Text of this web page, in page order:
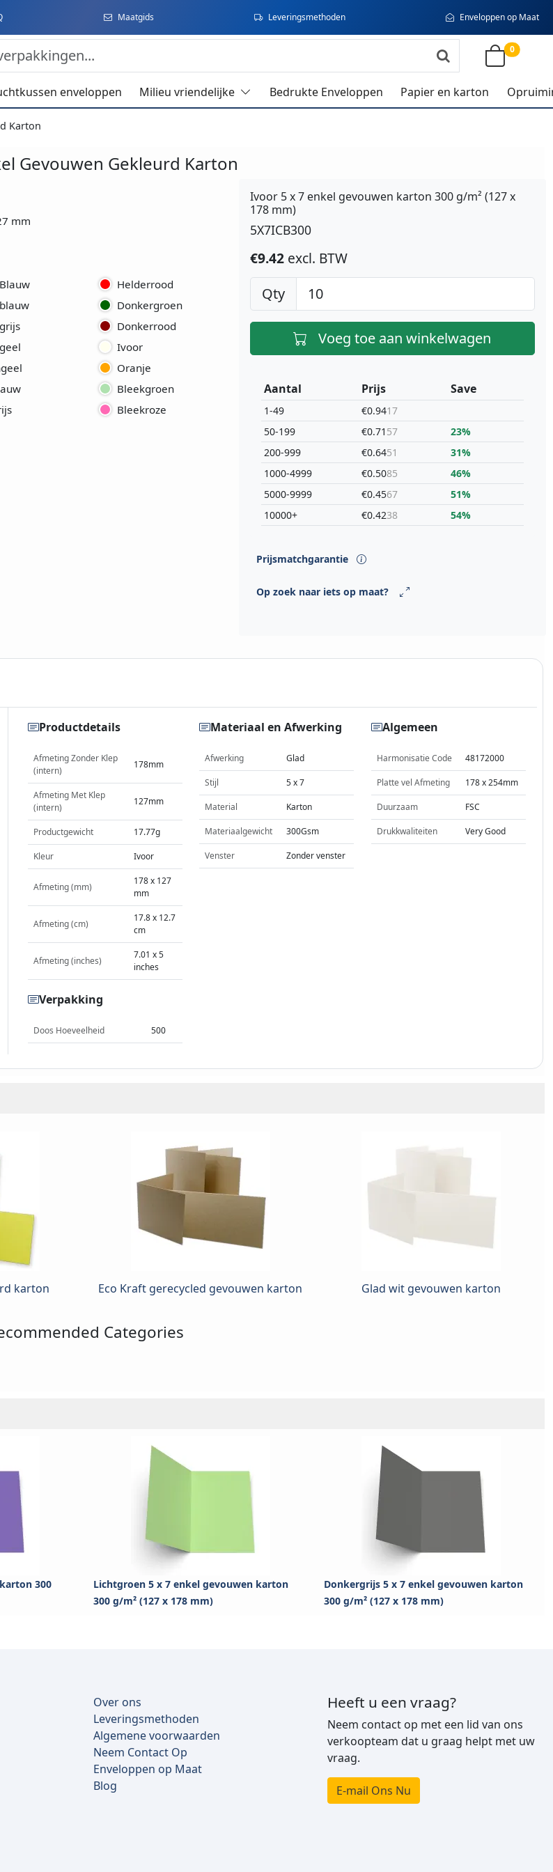
Maatgids Leveringsmethoden Enveloppen op Maat
0
enveloppen Milieu vriendelijke Bedrukte Enveloppen Papier en karton
Karton
Gevouwen Gekleurd Karton
mm
Helderrood
Donkergroen
Donkerrood
Ivoor
Oranje
Bleekgroen
Bleekroze
Ivoor 5 x 7 enkel gevouwen karton 300 g/m² (127 x
178 mm)
5X7ICB300
€9.42 excl. BTW
Qty
Voeg toe aan winkelwagen
Aantal
1-49
50-199
200-999
1000-4999
5000-9999
10000+
Prijs
€0.9417
€0.71 57
€0.6451
€0.5085
€0.4567
€0.4238
Save
23%
31%
46%
51%
54%
Prijsmatchgarantie
Op zoek naar iets op maat?
Productdetails
Afmeting Zonder Klep
(intern)
178mm
Afmeting Met Klep
(intern)
127mm
Productgewicht 17.77g
Kleur Ivoor
Afmeting (mm)
178 x 127
mm
Afmeting (cm)
17.8 x 12.7
cm
Afmeting (inches)
7.01 x 5
inches
Materiaal en Afwerking
Afwerking Glad
Stijl 5 x 7
Material Karton
Materiaalgewicht 300Gsm
Venster Zonder venster
Algemeen
Harmonisatie Code 48172000
Platte vel Afmeting 178 x 254mm
Duurzaam FSC
Drukkwaliteiten Very Good
Verpakking
Doos Hoeveelheid 500
karton Eco Kraft gerecycled gevouwen karton Glad wit gevouwen karton
Categories
300
Lichtgroen 5 x 7 enkel gevouwen karton
300 g/m² (127 x 178 mm)
Donkergrijs 5 x 7 enkel gevouwen karton
300 g/m² (127 x 178 mm)
Over ons
Leveringsmethoden
Algemene voorwaarden
Neem Contact Op
Enveloppen op Maat
Blog
Heeft u een vraag?
Neem contact op met een lid van ons
verkoopteam dat u graag helpt met uw
vraag.
E-mail Ons Nu